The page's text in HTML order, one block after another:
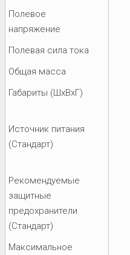
Полевое
напряжение
Полевая сила тока
Общая масса
Габариты (ШхВхГ)
Источник питания
(Стандарт)
Рекомендуемые
защитные
предохранители
(Стандарт)
Максимальное